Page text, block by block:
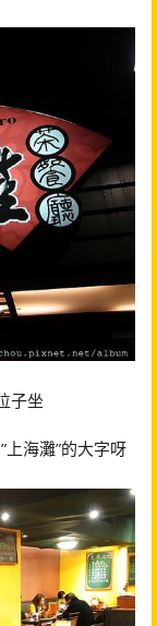
子坐
海灘”的大字呀